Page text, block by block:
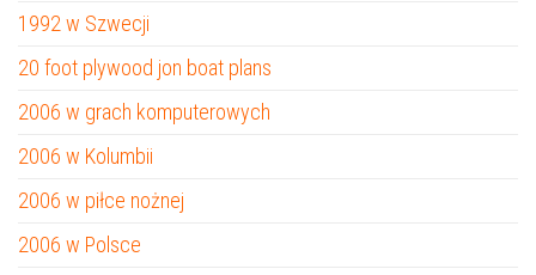
1992 w Szwecji
20 foot plywood jon boat plans
2006 w grach komputerowych
2006 w Kolumbii
2006 w piłce nożnej
2006 w Polsce